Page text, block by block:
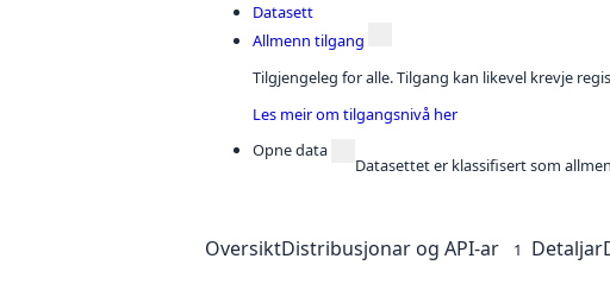
Datasett
Allmenn tilgang
Tilgjengeleg for alle. Tilgang kan likevel krevje
Les meir om tilgangsnivå her
Opne data
Datasettet er klassifisert som
OversiktDistribusjonar og API-ar 1 Detaljar